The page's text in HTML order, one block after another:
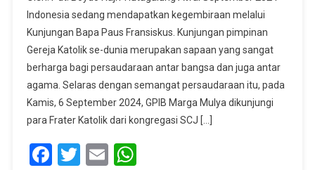
Indonesia sedang mendapatkan kegembiraan melalui
Kunjungan Bapa Paus Fransiskus. Kunjungan pimpinan
Gereja Katolik se-dunia merupakan sapaan yang sangat
berharga bagi persaudaraan antar bangsa dan juga antar
agama. Selaras dengan semangat persaudaraan itu, pada
Kamis, 6 September 2024, GPIB Marga Mulya dikunjungi
para Frater Katolik dari kongregasi SCJ […]
Facebook
Twitter
EmailWhatsApp